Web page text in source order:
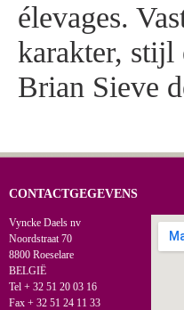
élevages.
karakter, stijl
Brian Sieve
CONTACTGEGEVENS
Vyncke Daels nv
Noordstraat 70
8800 Roeselare
BELGIË
Tel + 32 51 20 03 16
Fax + 32 51 24 11 33